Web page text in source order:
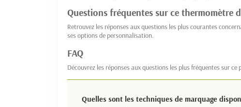
Questions fréquentes sur ce thermomètre
Retrouvez les réponses aux questions les plus courantes
ses options de personnalisation.
FAQ
Découvrez les réponses aux questions les plus fréquentes sur
Quelles sont les techniques de marquage